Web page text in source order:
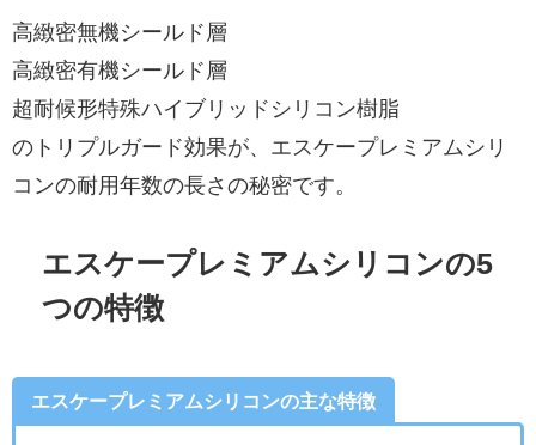
高緻密無機シールド層
高緻密有機シールド層
超耐候形特殊ハイブリッドシリコン樹脂
のトリプルガード効果が、エスケープレミアムシリ
コンの耐用年数の長さの秘密です。
エスケープレミアムシリコンの5
つの特徴
エスケープレミアムシリコンの主な特徴